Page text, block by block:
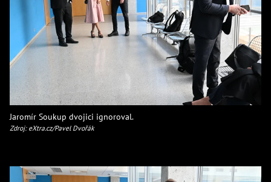
Jaromír Soukup dvojici ignoroval.
Zdroj: eXtra.cz/Pavel Dvořák